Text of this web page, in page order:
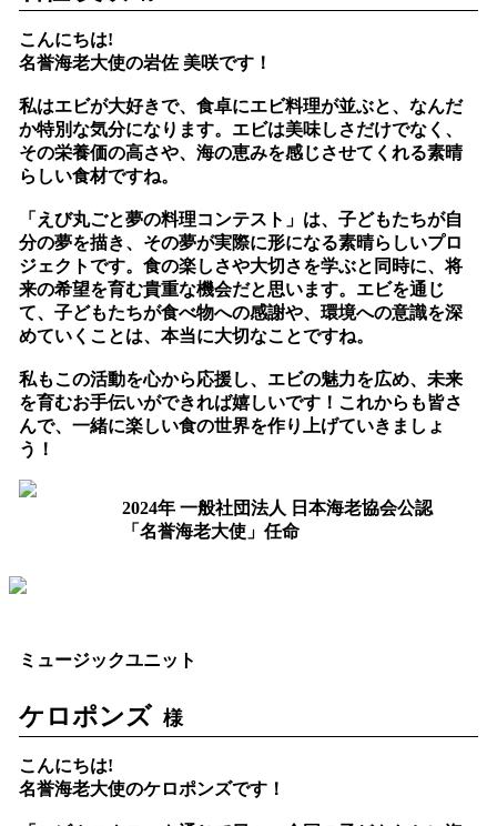
こんにちは!
名誉海老大使の岩佐 美咲です！
私はエビが大好きで、食卓にエビ料理が並ぶと、なんだ
か特別な気分になります。エビは美味しさだけでなく、
その栄養価の高さや、海の恵みを感じさせてくれる素晴
らしい食材ですね。
「えび丸ごと夢の料理コンテスト」は、子どもたちが自
分の夢を描き、その夢が実際に形になる素晴らしいプロ
ジェクトです。食の楽しさや大切さを学ぶと同時に、将
来の希望を育む貴重な機会だと思います。エビを通じ
て、子どもたちが食べ物への感謝や、環境への意識を深
めていくことは、本当に大切なことですね。
私もこの活動を心から応援し、エビの魅力を広め、未来
を育むお手伝いができれば嬉しいです！これからも皆さ
んで、一緒に楽しい食の世界を作り上げていきましょ
う！
2024年 一般社団法人 日本海老協会公認
「名誉海老大使」任命
ミュージックユニット
ケロポンズ 様
こんにちは!
名誉海老大使のケロポンズです！